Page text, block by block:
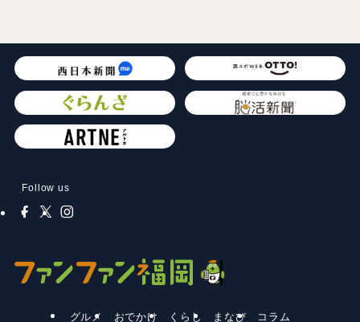
Follow us
グルメ おでかけ くらし まなび コラム